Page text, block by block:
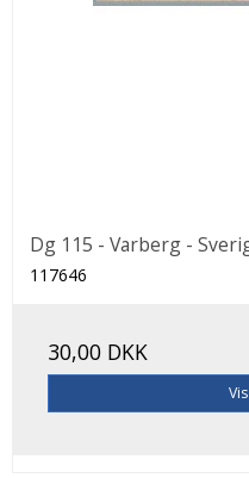
Dg 115 - Varberg -
117646
30,00 DKK